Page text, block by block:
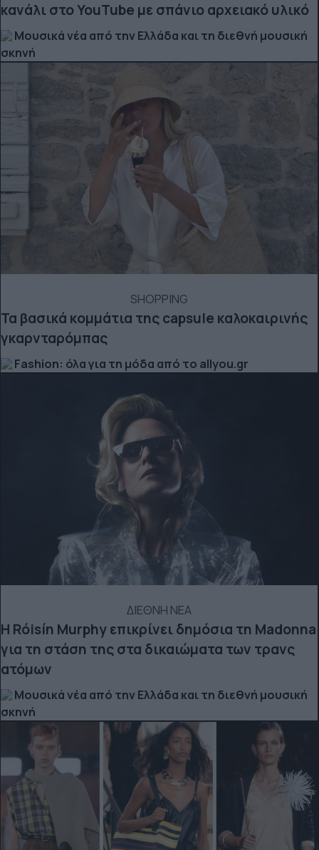
κανάλι στο YouTube με σπάνιο αρχειακό υλικό
Μουσικά νέα από την Ελλάδα και τη διεθνή μουσική
σκηνή
SHOPPING
Τα βασικά κομμάτια της capsule καλοκαιρινής
γκαρνταρόμπας
Fashion: όλα για τη μόδα από το allyou.gr
ΔΙΕΘΝΗ ΝΕΑ
Η Róisín Murphy επικρίνει δημόσια τη Madonna
για τη στάση της στα δικαιώματα των τρανς
ατόμων
Μουσικά νέα από την Ελλάδα και τη διεθνή μουσική
σκηνή